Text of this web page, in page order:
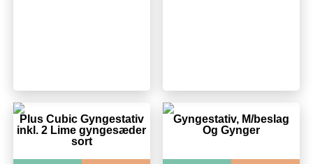
Plus Cubic Gyngestativ
inkl. 2 Lime gyngesæder
sort
Gyngestativ, M/beslag
Og Gynger